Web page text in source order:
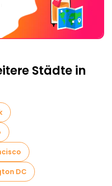
Städte in
DC